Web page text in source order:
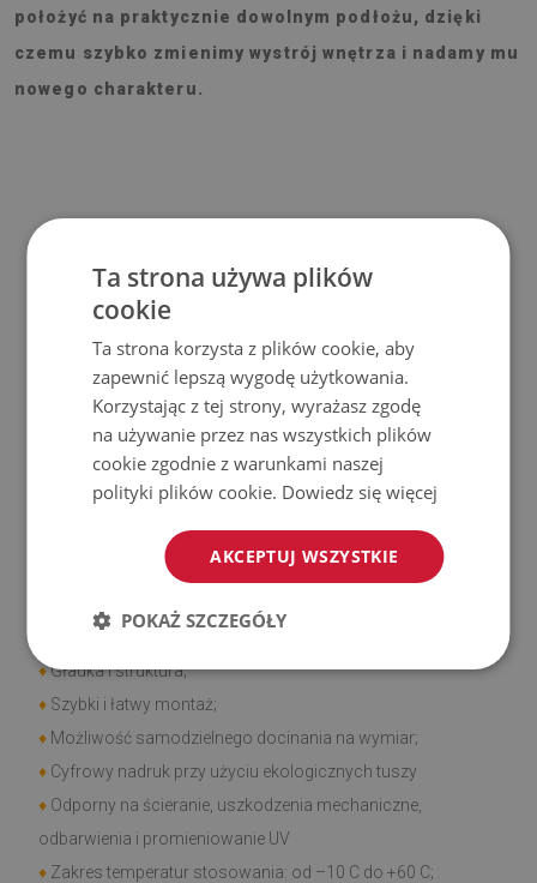
położyć na praktycznie dowolnym podłożu, dzięki
czemu szybko zmienimy wystrój wnętrza i nadamy mu
nowego charakteru.
Wymiar panelu: 100x50 cm
Grubość panelu: 1,6 mm
Materiał: Winyl wzmocniony siatką PES z klejem
Zastosowanie
Wnętrza pomieszczeń;
Może być naklejony na panele, kafelki, metal czy farbę.
Cechy produktu
♦Gładka i struktura;
♦ Szybki i łatwy montaż;
♦ Możliwość samodzielnego docinania na wymiar;
♦ Cyfrowy nadruk przy użyciu ekologicznych tuszy
♦ Odporny na ścieranie, uszkodzenia mechaniczne,
odbarwienia i promieniowanie UV
♦ Zakres temperatur stosowania: od –10 C do +60 C;
Ta strona używa plików
cookie
Ta strona korzysta z plików cookie, aby
zapewnić lepszą wygodę użytkowania.
Korzystając z tej strony, wyrażasz zgodę
na używanie przez nas wszystkich plików
cookie zgodnie z warunkami naszej
polityki plików cookie. Dowiedz się więcej
AKCEPTUJ WSZYSTKIE
POKAŻ SZCZEGÓŁY